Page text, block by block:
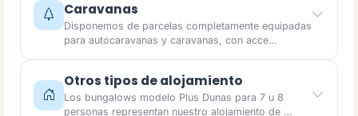
Caravanas
Disponemos de parcelas completamente equipadas
para autocaravanas y caravanas, con acce…
Otros tipos de alojamiento
Los bungalows modelo Plus Dunas para 7 u 8
personas representan nuestro alojamiento de …